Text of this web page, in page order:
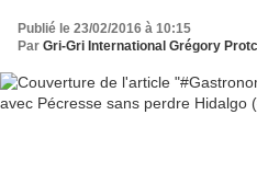
Publié le 23/02/2016 à 10:15
Par Gri-Gri International Grégory